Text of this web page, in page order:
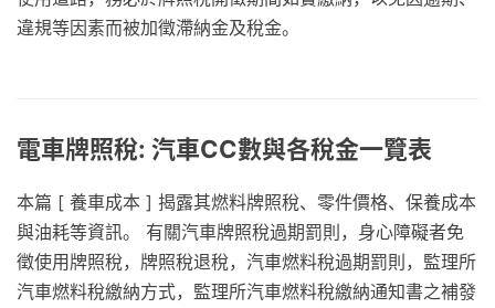
違規等因素而被加徵滯納金及稅金。
電車牌照稅: 汽車CC數與各稅金一覽表
本篇 [ 養車成本 ] 揭露其燃料牌照稅、零件價格、保養成本
與油耗等資訊。 有關汽車牌照稅過期罰則，身心障礙者免
徵使用牌照稅，牌照稅退稅，汽車燃料稅過期罰則，監理所
汽車燃料稅繳納方式，監理所汽車燃料稅繳納通知書之補發